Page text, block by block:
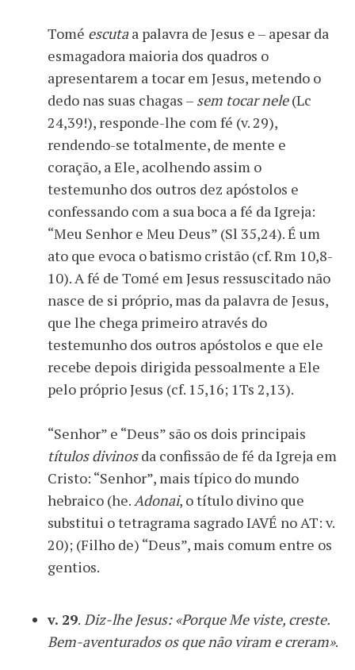
Tomé escutaa palavra de Jesus e – apesar da
esmagadora maioria dos quadros o
apresentarem a tocar em Jesus, metendo o
dedo nas suas chagas – sem tocar nele(Lc
24,39!), responde-lhe com fé (v. 29),
rendendo-se totalmente, de mente e
coração, a Ele, acolhendo assim o
testemunho dos outros dez apóstolos e
confessando com a sua boca a fé da Igreja:
“Meu Senhor e Meu Deus” (Sl 35,24). É um
ato que evoca o batismo cristão (cf. Rm 10,8-
10). A fé de Tomé em Jesus ressuscitado não
nasce de si próprio, mas da palavra de Jesus,
que lhe chega primeiro através do
testemunho dos outros apóstolos e que ele
recebe depois dirigida pessoalmente a Ele
pelo próprio Jesus (cf. 15,16; 1Ts 2,13).
“Senhor” e “Deus” são os dois principais
títulos divinosda confissão de fé da Igreja em
Cristo: “Senhor”, mais típico do mundo
hebraico (he.Adonai, o título divino que
substitui o tetragrama sagrado IAVÉ no AT: v.
20); (Filho de) “Deus”, mais comum entre os
gentios.
v. 29. Diz-lhe Jesus: «Porque Me viste, creste.
Bem-aventurados os que não viram e creram».